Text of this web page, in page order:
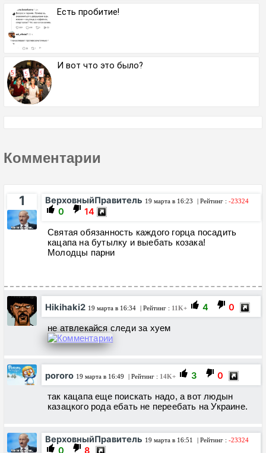
Есть пробитие!
И вот что это было?
Комментарии
1 ВерховныйПравитель 19 марта в 16:23 | Рейтинг : -23324
0 14
Святая обязанность каждого горца посадить
кацапа на бутылку и выебать козака!
Молодцы парни
Hikihaki2 19 марта в 16:34 | Рейтинг : 11K+ 4 0
не атвлекайся следи за хуем
pororo 19 марта в 16:49 | Рейтинг : 14K+ 3 0
так кацапа еще поискать надо, а вот людын
казацкого рода ебать не переебать на Украине.
ВерховныйПравитель 19 марта в 16:51 | Рейтинг : -23324
0 8